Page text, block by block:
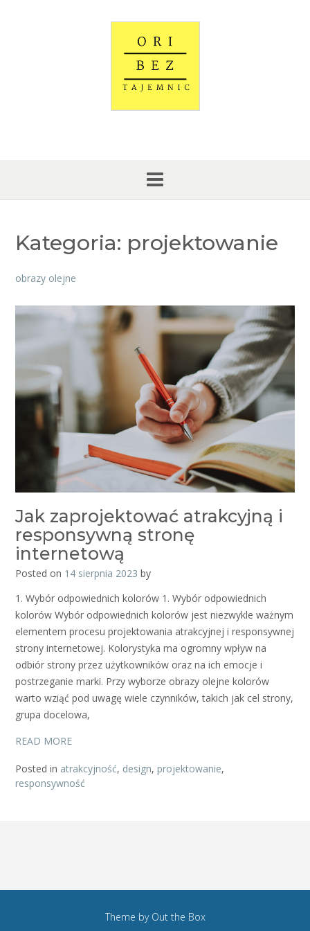
Kategoria: projektowanie
obrazy olejne
Jak zaprojektować atrakcyjną i
responsywną stronę
internetową
Posted on 14 sierpnia 2023 by
1. Wybór odpowiednich kolorów 1. Wybór odpowiednich
kolorów Wybór odpowiednich kolorów jest niezwykle ważnym
elementem procesu projektowania atrakcyjnej i responsywnej
strony internetowej. Kolorystyka ma ogromny wpływ na
odbiór strony przez użytkowników oraz na ich emocje i
postrzeganie marki. Przy wyborze obrazy olejne kolorów
warto wziąć pod uwagę wiele czynników, takich jak cel strony,
grupa docelowa,
READ MORE
Posted in atrakcyjność, design, projektowanie,
responsywność
Theme by Out the Box